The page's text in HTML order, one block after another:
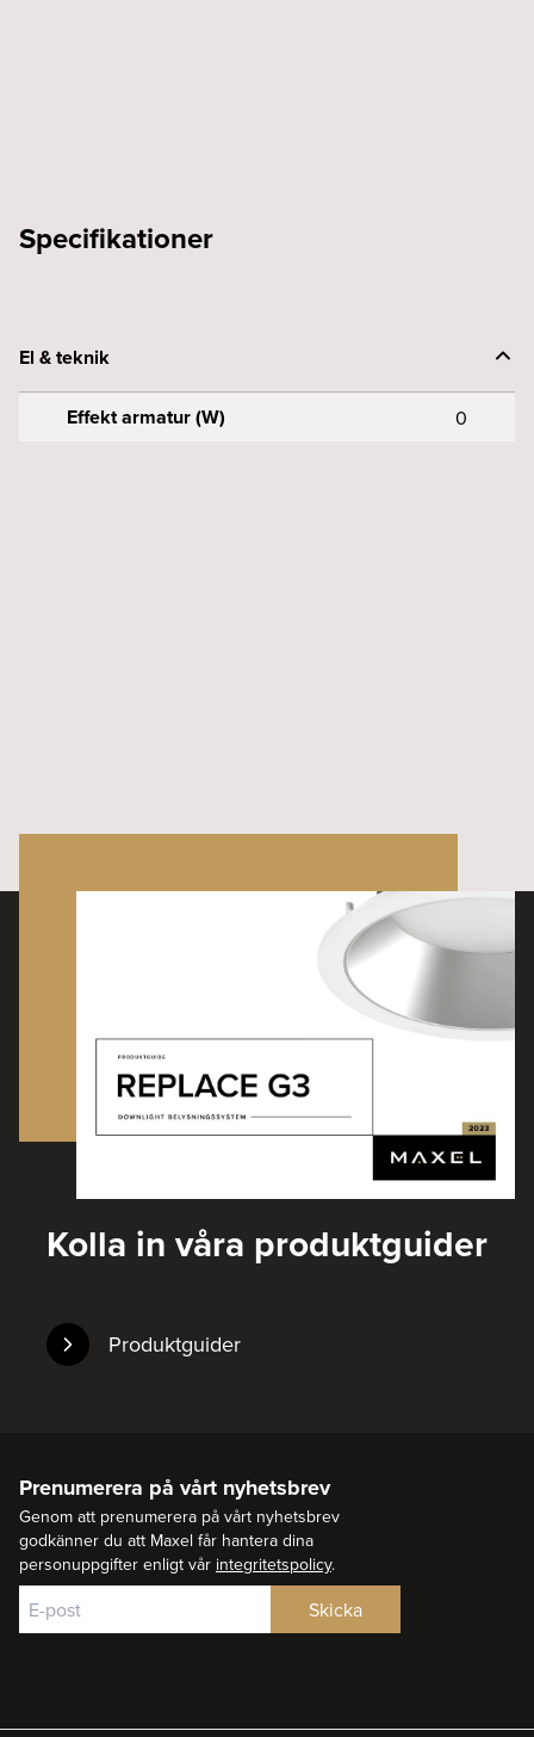
Specifikationer
El & teknik
Effekt armatur (W) 0
Kolla in våra produktguider
Produktguider
Prenumerera på vårt nyhetsbrev
Genom att prenumerera på vårt nyhetsbrev
godkänner du att Maxel får hantera dina
personuppgifter enligt vår integritetspolicy.